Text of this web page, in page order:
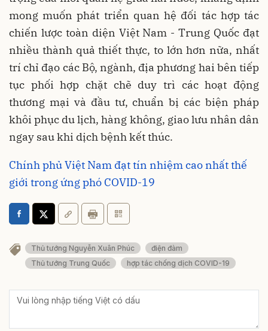
mong muốn phát triển quan hệ đối tác hợp tác
chiến lược toàn diện Việt Nam - Trung Quốc đạt
nhiều thành quả thiết thực, to lớn hơn nữa, nhất
trí chỉ đạo các Bộ, ngành, địa phương hai bên tiếp
tục phối hợp chặt chẽ duy trì các hoạt động
thương mại và đầu tư, chuẩn bị các biện pháp
khôi phục du lịch, hàng không, giao lưu nhân dân
ngay sau khi dịch bệnh kết thúc.
Chính phủ Việt Nam đạt tín nhiệm cao nhất thế
giới trong ứng phó COVID-19
Thủ tướng Nguyễn Xuân Phúc
điện đàm
Thủ tướng Trung Quốc
hợp tác chống dịch COVID-19